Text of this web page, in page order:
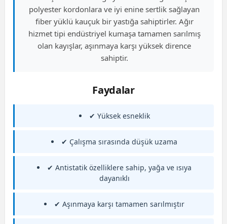
polyester kordonlara ve iyi enine sertlik sağlayan
fiber yüklü kauçuk bir yastığa sahiptirler. Ağır
hizmet tipi endüstriyel kumaşa tamamen sarılmış
olan kayışlar, aşınmaya karşı yüksek dirence
sahiptir.
Faydalar
✔ Yüksek esneklik
✔ Çalışma sırasında düşük uzama
✔ Antistatik özelliklere sahip, yağa ve ısıya
dayanıklı
✔ Aşınmaya karşı tamamen sarılmıştır